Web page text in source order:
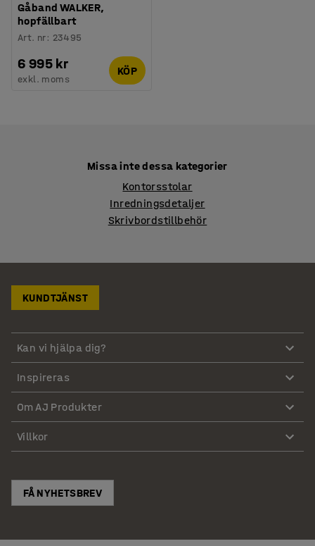
Gåband WALKER,
hopfällbart
Art. nr: 23495
6 995 kr
exkl. moms
KÖP
Missa inte dessa kategorier
Kontorsstolar
Inredningsdetaljer
Skrivbordstillbehör
KUNDTJÄNST
Kan vi hjälpa dig?
Inspireras
Om AJ Produkter
Villkor
FÅ NYHETSBREV